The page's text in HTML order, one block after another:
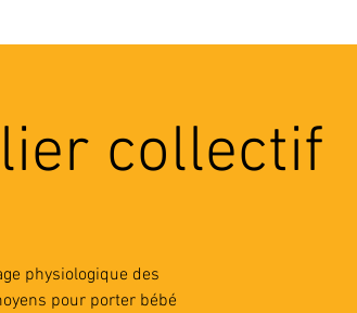
collectif
physiologique des
pour porter bébé